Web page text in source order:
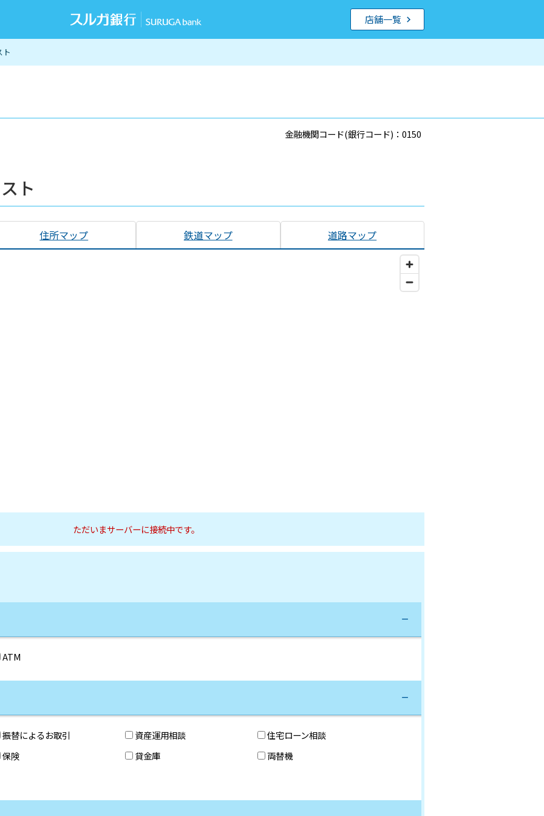
ト
店舗一覧
金融機関コード(銀行コード)：0150
ト
住所マップ 鉄道マップ 道路マップ
ただいまサーバーに接続中です。
ATM
振替によるお取引 資産運用相談
住宅ローン相談
保険 貸金庫
両替機